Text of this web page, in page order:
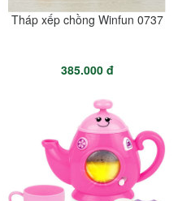
Tháp xếp chồng Winfun 0737
385.000 đ